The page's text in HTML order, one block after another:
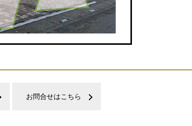
お問合せはこちら